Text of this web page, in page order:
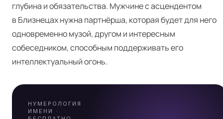
глубина и обязательства. Мужчине с асцендентом
в Близнецах нужна партнёрша, которая будет для него
одновременно музой, другом и интересным
собеседником, способным поддерживать его
интеллектуальный огонь.
НУМЕРОЛОГИЯ
ИМЕНИ ·